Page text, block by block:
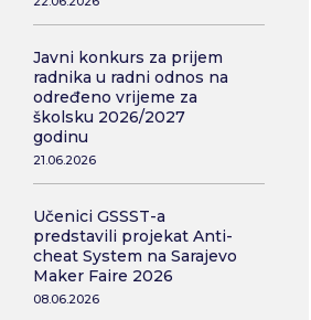
Javni konkurs za prijem
radnika u radni odnos na
određeno vrijeme za
školsku 2026/2027
godinu
21.06.2026
Učenici GSSST-a
predstavili projekat Anti-
cheat System na Sarajevo
Maker Faire 2026
08.06.2026